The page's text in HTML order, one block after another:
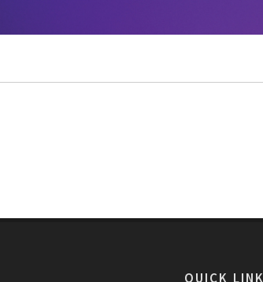
QUICK LINK